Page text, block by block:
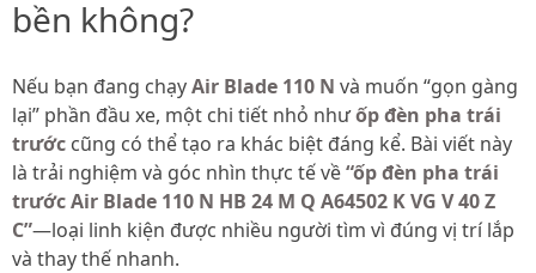
bền không?
Nếu bạn đang chạyAir Blade 110 N và muốn “gọn gàng
lại” phần đầu xe, một chi tiết nhỏ nhưốp đèn pha trái
trước cũng có thể tạo ra khác biệt đáng kể. Bài viết này
là trải nghiệm và góc nhìn thực tế về“ốp đèn pha trái
trước Air Blade 110 N HB 24 M Q A64502 K VG V 40 Z
C”—loại linh kiện được nhiều người tìm vì đúng vị trí lắp
và thay thế nhanh.